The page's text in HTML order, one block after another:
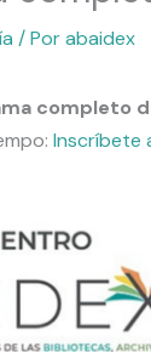
/ Porabaidex
completo
Inscríbete